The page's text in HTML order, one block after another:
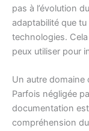
pas à l’évolution
adaptabilité que
technologies.
peux utiliser pour
Un autre domaine
Parfois négligée
documentation
compréhension du